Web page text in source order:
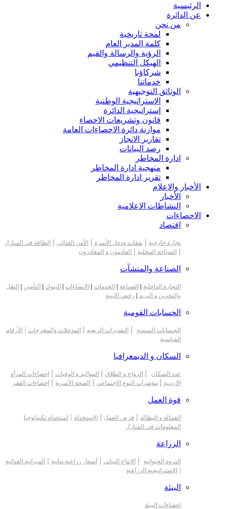
الرئيسية
عن الدائرة
من نحن
لمحة تاريخية
كلمة المدير العام
الرؤية والرسالة والقيم
الهيكل التنظيمي
شركاؤنا
خدماتنا
الوثائق التوجيهية
الإستراتيجية الوطنية
إستراتيجية الدائرة
قانون وتشريعات الاحصاء
موازنة دائرة الاحصاءات العامة
تقارير الانجاز
رصد البيانات
ادارة المخاطر
منهجية ادارة المخاطر
تقرير ادارة المخاطر
الأخبار والاعلام
الأخبار
النشاطات الاعلامية
الاحصاءات
اقتصاد
تجارة خارجية | نفقات ودخل الأسرة | الأمن الغذائي | الطاقة في المنازل
| السياحة المحلية | القادمون و المغادرون
الصناعة والمنشآت
التجارة الداخلية | الصناعة | الخدمات | الانشاءات | البنوك | التأمين | النقل
والتخزين و البريد | رخص الابنية
الحسابات القومية
الحسابات السنوية | التقديرات الربعية | المدخلات والمخرجات | الأرقام
القياسية
السكان و الديمغرافيا
عدد السكان | الزواج و الطلاق | المواليد و الوفيات | إحصاءات المرأة
الاردنية | مؤشرات النوع الإجتماعي | الصحة الأسرية | إحصاءات الفقر
قوة العمل
العمالة و البطالة | فرص العمل | الإستخدام | استخدام تكنولوجيا
المعلومات في المنازل
الزراعة
الثروة الحيوانية | الإنتاج النباتي | أسعار زراعية-نباتية | الميزانية الغذائية
| الاستراتيجية الزراعية
البيئة
احصاءات البيئة